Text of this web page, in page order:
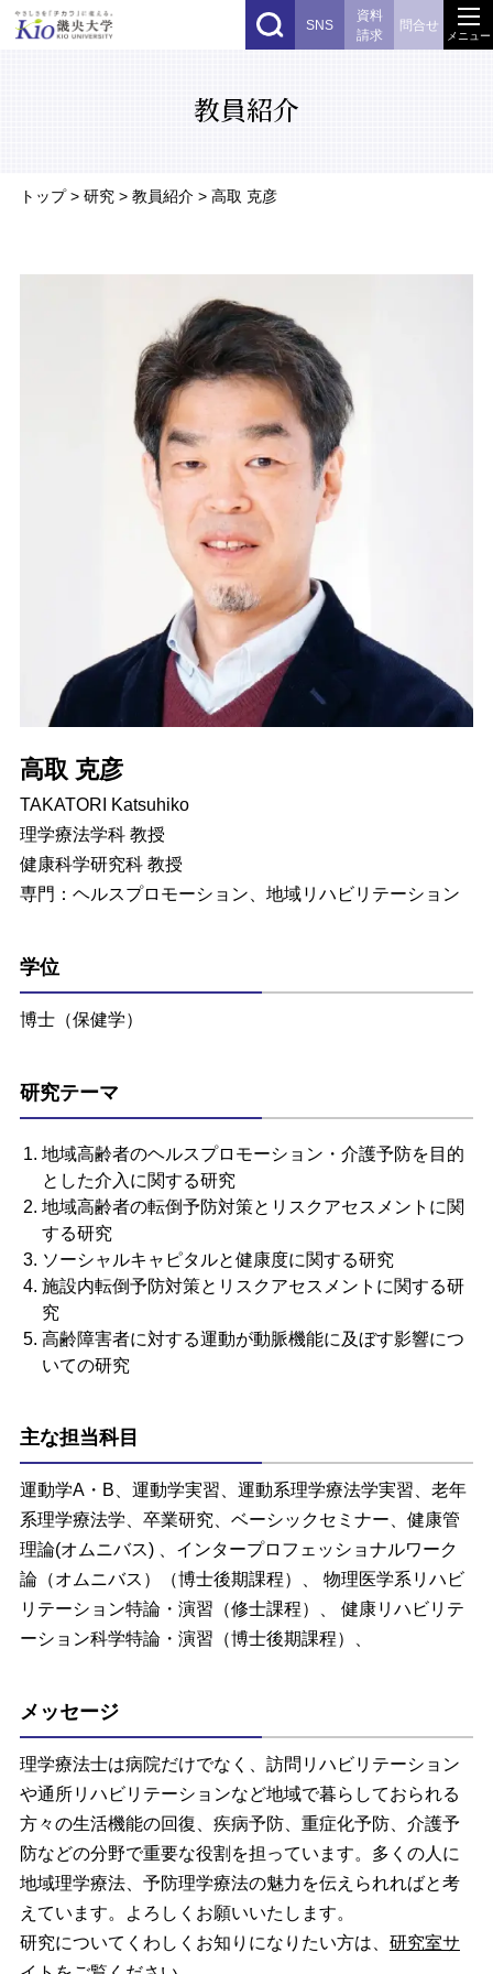
メニュー
SNS
資料
請求
問合せ
教員紹介
トップ> 研究> 教員紹介 > 高取 克彦
高取 克彦
TAKATORI Katsuhiko
理学療法学科 教授
健康科学研究科 教授
専門：ヘルスプロモーション、地域リハビリテーション
学位
博士（保健学）
研究テーマ
地域高齢者のヘルスプロモーション・介護予防を目的
とした介入に関する研究
地域高齢者の転倒予防対策とリスクアセスメントに関
する研究
ソーシャルキャピタルと健康度に関する研究
施設内転倒予防対策とリスクアセスメントに関する研
究
高齢障害者に対する運動が動脈機能に及ぼす影響につ
いての研究
主な担当科目
運動学A・B、運動学実習、運動系理学療法学実習、老年
系理学療法学、卒業研究、ベーシックセミナー、健康管
理論(オムニバス) 、インタープロフェッショナルワーク
論（オムニバス）（博士後期課程）、 物理医学系リハビ
リテーション特論・演習（修士課程）、 健康リハビリテ
ーション科学特論・演習（博士後期課程）、
メッセージ
理学療法士は病院だけでなく、訪問リハビリテーション
や通所リハビリテーションなど地域で暮らしておられる
方々の生活機能の回復、疾病予防、重症化予防、介護予
防などの分野で重要な役割を担っています。多くの人に
地域理学療法、予防理学療法の魅力を伝えられればと考
えています。よろしくお願いいたします。
研究についてくわしくお知りになりたい方は、 研究室サ